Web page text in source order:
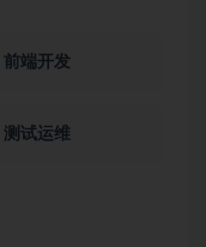
前端开发
测试运维